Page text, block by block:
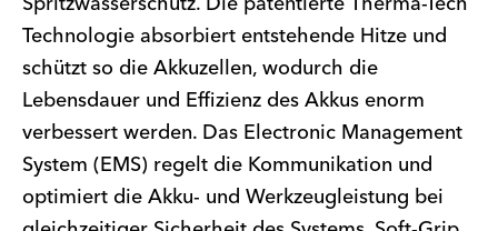
Technologie absorbiert entstehende Hitze und
schützt so die Akkuzellen, wodurch die
Lebensdauer und Effizienz des Akkus enorm
verbessert werden. Das Electronic Management
System (EMS) regelt die Kommunikation und
optimiert die Akku- und Werkzeugleistung bei